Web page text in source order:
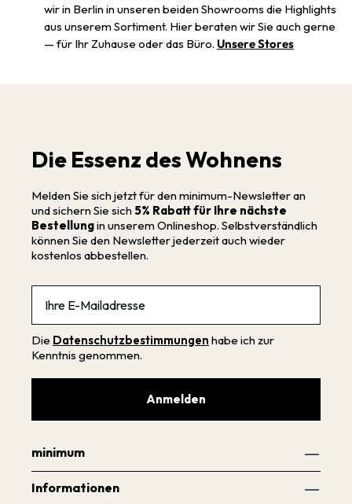
wir in Berlin in unseren beiden Showrooms die Highlights
aus unserem Sortiment. Hier beraten wir Sie auch gerne
— für Ihr Zuhause oder das Büro. Unsere Stores
Die Essenz des Wohnens
Melden Sie sich jetzt für den minimum-Newsletter an
und sichern Sie sich 5% Rabatt für Ihre nächste
Bestellungin unserem Onlineshop. Selbstverständlich
können Sie den Newsletter jederzeit auch wieder
kostenlos abbestellen.
Die Datenschutzbestimmungen habe ich zur
Kenntnis genommen.
Anmelden
minimum
Informationen